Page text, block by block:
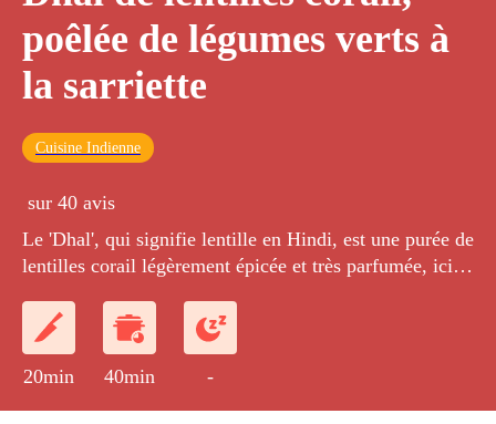
poêlée de légumes verts à
la sarriette
Cuisine Indienne
sur 40 avis
Le 'Dhal', qui signifie lentille en Hindi, est une purée de
lentilles corail légèrement épicée et très parfumée, ici
sarriette.
20min 40min -